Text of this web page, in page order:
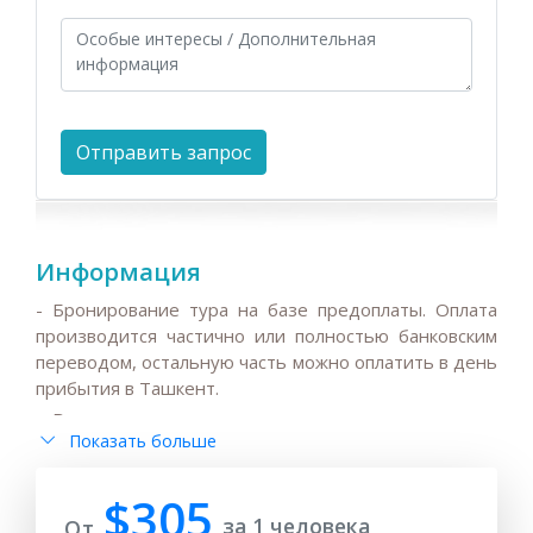
Информация
- Бронирование тура на базе предоплаты. Оплата
производится частично или полностью банковским
переводом, остальную часть можно оплатить в день
прибытия в Ташкент.
Ввиду высокого спроса на гостиницы, жд и авиа
билеты в высокий сезон ( март - июнь и август -
рекомендуем всем гостям раннее бронирование.
Показать больше
$305 за 1 человека